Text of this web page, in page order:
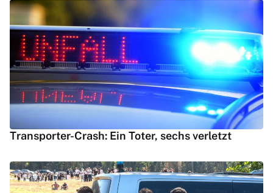
Transporter-Crash: Ein Toter, sechs verletzt